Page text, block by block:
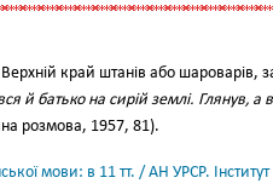
Верхній край штанів або
й батько на сирій землі. Глянув, а
розмова, 1957, 81).
мови: в 11 тт. / АН УРСР.